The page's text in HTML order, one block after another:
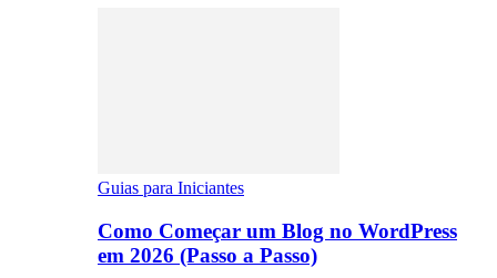
Guias para Iniciantes
Como Começar um Blog no WordPress
em 2026 (Passo a Passo)